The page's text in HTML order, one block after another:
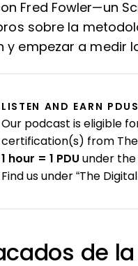
Fred Fowler—un
sobre la
y empezar a medir
LISTEN AND EARN
Our podcast is eligible
certification(s) from
1 hour = 1 PDU under the
Find us under “The
de